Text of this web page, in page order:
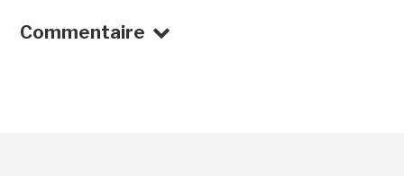
Commentaire